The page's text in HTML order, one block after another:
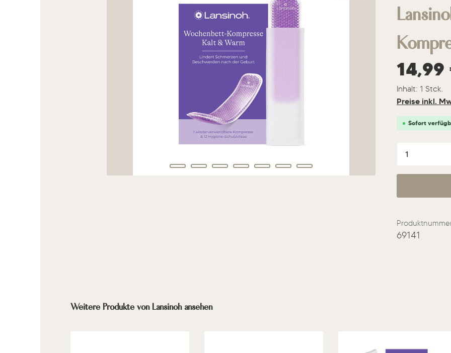
Regulärer
14,99
Inhalt: 1 Stck.
Preise inkl.
Sofort
Produkt
69141
Produktgalerie überspringen
Weitere Produkte von Lansinoh ansehen